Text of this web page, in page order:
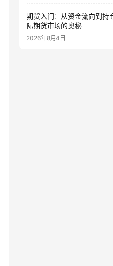
期货入门：从资金流向到持
际期货市场的奥秘
2026年8月4日